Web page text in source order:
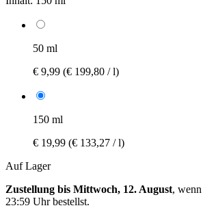
50 ml
€ 9,99 (€ 199,80 / l)
150 ml
€ 19,99 (€ 133,27 / l)
Auf Lager
Zustellung bis Mittwoch, 12. August,
23:59 Uhrbestellst.